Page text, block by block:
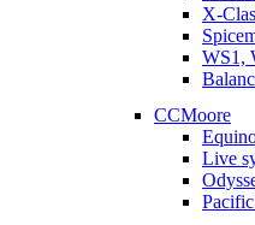
X-
WS1,
CCMoore
Live